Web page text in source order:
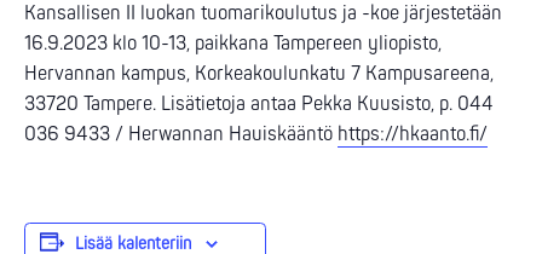
Kansallisen II luokan tuomarikoulutus ja -koe järjestetään
16.9.2023 klo 10-13, paikkana Tampereen yliopisto,
Hervannan kampus, Korkeakoulunkatu 7 Kampusareena,
33720 Tampere. Lisätietoja antaa Pekka Kuusisto, p. 044
036 9433 / Herwannan Hauiskääntö https://hkaanto.fi/
Lisää kalenteriin